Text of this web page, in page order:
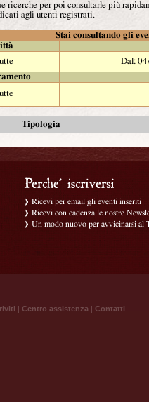
ricerche per poi consultarle più
agli utenti registrati.
Stai consultando gli
Dal:
Tipologia
Ricevi per email gli eventi inseriti
Ricevi con cadenza le nostre
Un modo nuovo per avvicinarsi al
| Centro assistenza | Contatti